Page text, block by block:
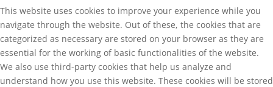
This website uses cookies to improve your experience while you
navigate through the website. Out of these, the cookies that are
categorized as necessary are stored on your browser as they are
essential for the working of basic functionalities of the website.
We also use third-party cookies that help us analyze and
understand how you use this website. These cookies will be stored